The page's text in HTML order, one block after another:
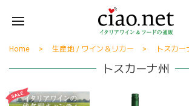
Home 生産地 / ワイン＆リカー トスカー
トスカーナ州